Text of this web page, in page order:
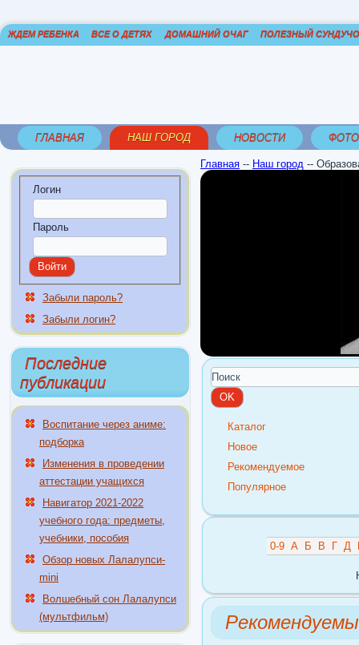
ЖДЕМ РЕБЕНКА ВСЕ О ДЕТЯХ ДОМАШНИЙ ОЧАГ ПОЛЕЗНЫЙ
ГЛАВНАЯ НАШ ГОРОД НОВОСТИ
Логин
Пароль
Забыли пароль?
Забыли логин?
Последние
публикации
Воспитание через аниме:
подборка
Изменения в проведении
аттестации учащихся
Навигатор 2021-2022
учебного года: предметы,
учебники, пособия
Обзор новых Лалалупси-
mini
Волшебный сон Лалалупси
(мультфильм)
Главная -- Наш город --
Каталог
Новое
Рекомендуемое
Популярное
0-9 А Б В Г Д